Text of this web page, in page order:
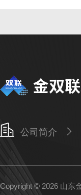
公司简介
Copyright © 2026 山东